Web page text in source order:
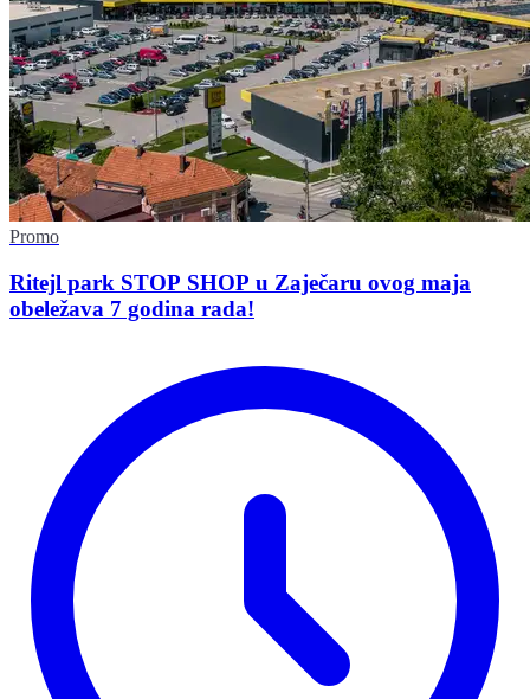
Promo
Ritejl park STOP SHOP u Zaječaru ovog maja
obeležava 7 godina rada!